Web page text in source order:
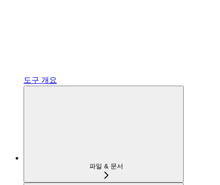
도구 개요
파일 & 문서